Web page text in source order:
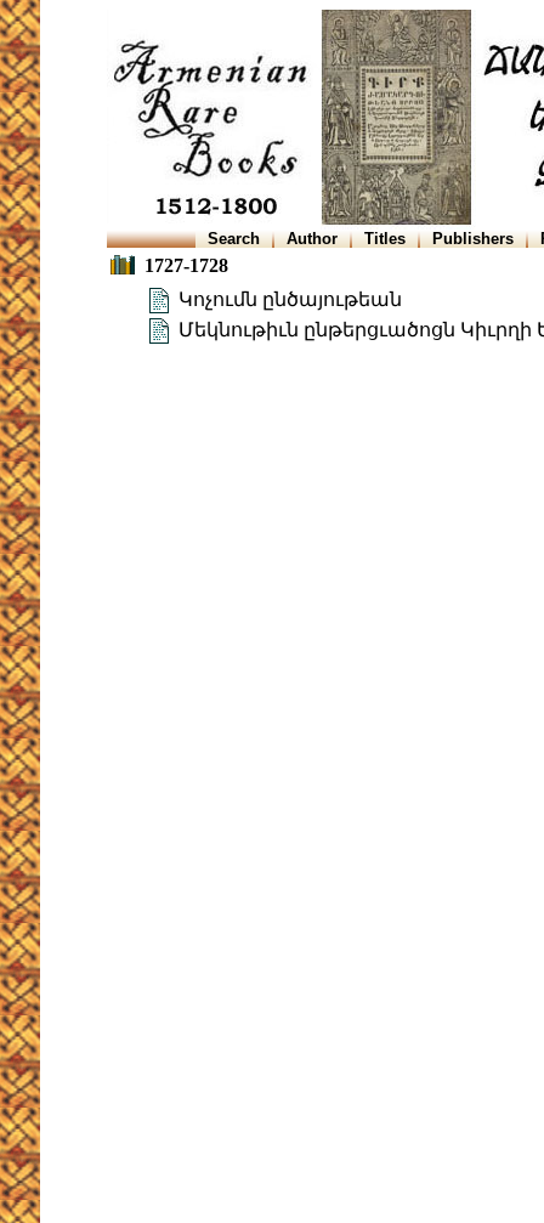
Search Author Titles Publishers
1727-1728
Կոչումն ընծայութեան
Մեկնութիւն ընթերցւածոցն Կիւրղի